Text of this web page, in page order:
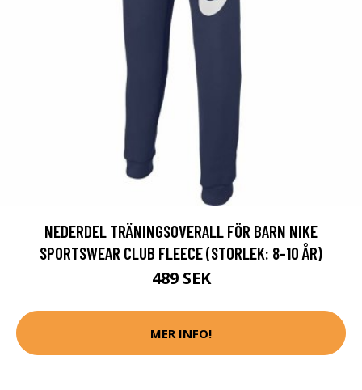
NEDERDEL TRÄNINGSOVERALL FÖR BARN NIKE
SPORTSWEAR CLUB FLEECE (STORLEK: 8-10 ÅR)
489 SEK
MER INFO!